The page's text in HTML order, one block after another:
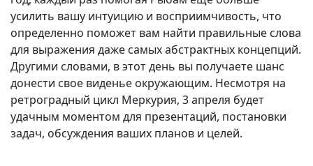
усилить вашу интуицию и восприимчивость, что
определенно поможет вам найти правильные слова
для выражения даже самых абстрактных концепций.
Другими словами, в этот день вы получаете шанс
донести свое виденье окружающим. Несмотря на
ретроградный цикл Меркурия, 3 апреля будет
удачным моментом для презентаций, постановки
задач, обсуждения ваших планов и целей.